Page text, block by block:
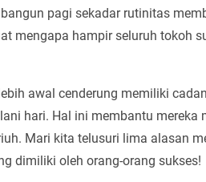
pagi sekadar rutinitas
mengapa hampir seluruh tokoh
awal cenderung memiliki
hari. Hal ini membantu
Mari kita telusuri lima alasan
dimiliki oleh orang-orang sukses!